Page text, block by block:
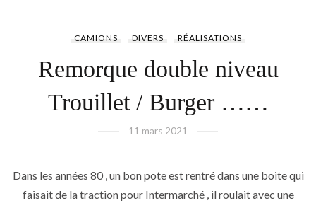
CAMIONS DIVERS RÉALISATIONS
Remorque double niveau
Trouillet / Burger ……
11 mars 2021
Dans les années 80 , un bon pote est rentré dans une boite qui
faisait de la traction pour Intermarché , il roulait avec une